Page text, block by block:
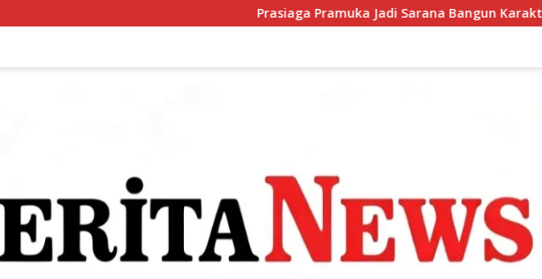
Prasiaga Pramuka Jadi Sarana Bangun Karakter Baik Anak Sejak Dini